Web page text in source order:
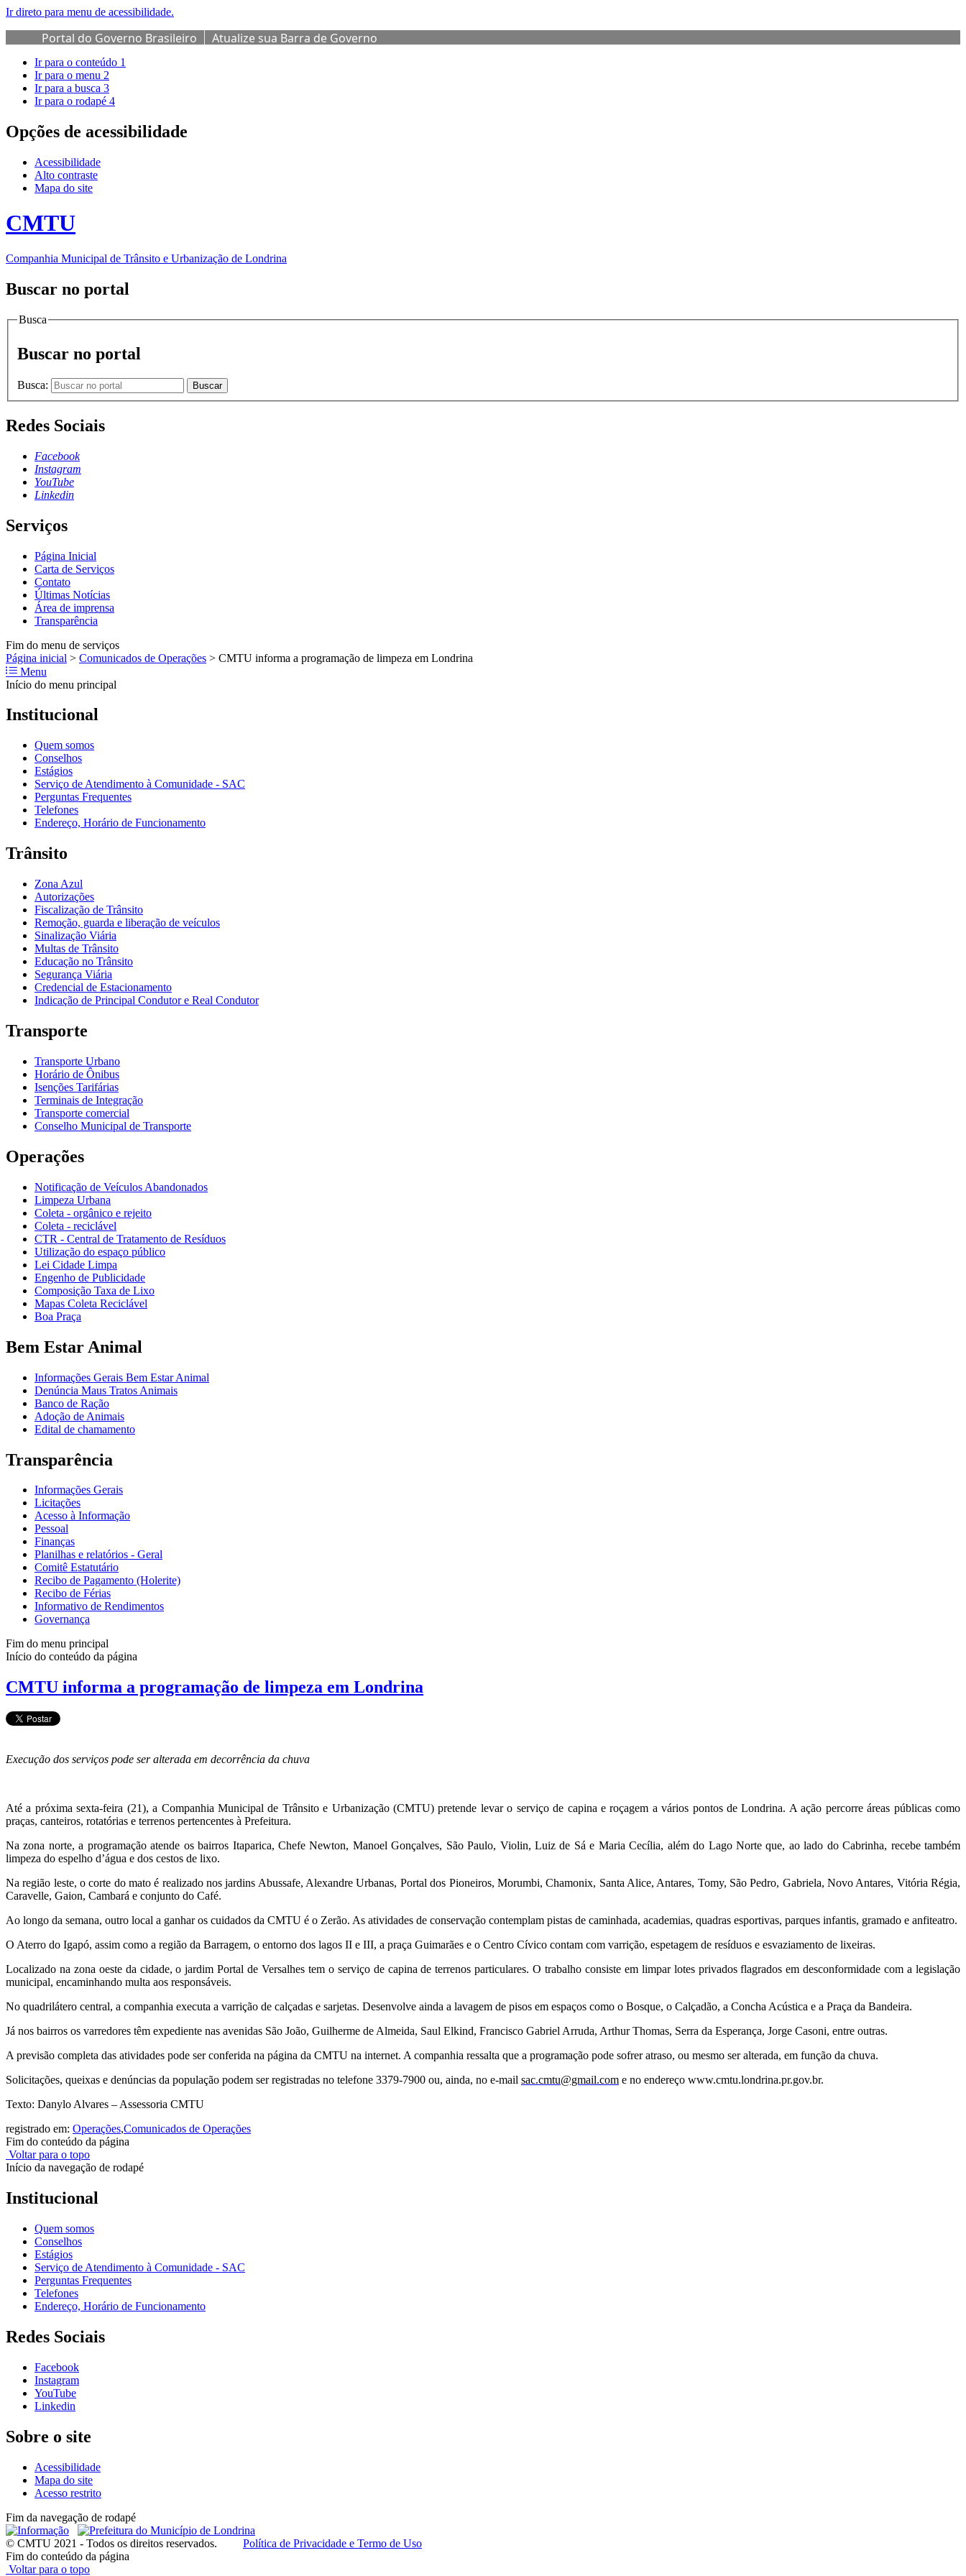
Ir direto para menu de acessibilidade.
Portal do Governo Brasileiro Atualize sua Barra de Governo
Ir para o conteúdo 1
Ir para o menu 2
Ir para a busca 3
Ir para o rodapé 4
Opções de acessibilidade
Acessibilidade
Alto contraste
Mapa do site
CMTU
Companhia Municipal de Trânsito e Urbanização de Londrina
Buscar no portal
Busca
Buscar no portal
Busca: Buscar
Redes Sociais
Facebook
Instagram
YouTube
Linkedin
Serviços
Página Inicial
Carta de Serviços
Contato
Últimas Notícias
Área de imprensa
Transparência
Fim do menu de serviços
Página inicial > Comunicados de Operações > CMTU informa a programação de limpeza em Londrina
Menu
Início do menu principal
Institucional
Quem somos
Conselhos
Estágios
Serviço de Atendimento à Comunidade - SAC
Perguntas Frequentes
Telefones
Endereço, Horário de Funcionamento
Trânsito
Zona Azul
Autorizações
Fiscalização de Trânsito
Remoção, guarda e liberação de veículos
Sinalização Viária
Multas de Trânsito
Educação no Trânsito
Segurança Viária
Credencial de Estacionamento
Indicação de Principal Condutor e Real Condutor
Transporte
Transporte Urbano
Horário de Ônibus
Isenções Tarifárias
Terminais de Integração
Transporte comercial
Conselho Municipal de Transporte
Operações
Notificação de Veículos Abandonados
Limpeza Urbana
Coleta - orgânico e rejeito
Coleta - reciclável
CTR - Central de Tratamento de Resíduos
Utilização do espaço público
Lei Cidade Limpa
Engenho de Publicidade
Composição Taxa de Lixo
Mapas Coleta Reciclável
Boa Praça
Bem Estar Animal
Informações Gerais Bem Estar Animal
Denúncia Maus Tratos Animais
Banco de Ração
Adoção de Animais
Edital de chamamento
Transparência
Informações Gerais
Licitações
Acesso à Informação
Pessoal
Finanças
Planilhas e relatórios - Geral
Comitê Estatutário
Recibo de Pagamento (Holerite)
Recibo de Férias
Informativo de Rendimentos
Governança
Fim do menu principal
Início do conteúdo da página
CMTU informa a programação de limpeza em Londrina
Execução dos serviços pode ser alterada em decorrência da chuva
Até a próxima sexta-feira (21), a Companhia Municipal de Trânsito e Urbanização (CMTU) pretende levar o serviço de capina e roçagem a vários pontos de Londrina. A ação percorre áreas públicas como
praças, canteiros, rotatórias e terrenos pertencentes à Prefeitura.
Na zona norte, a programação atende os bairros Itaparica, Chefe Newton, Manoel Gonçalves, São Paulo, Violin, Luiz de Sá e Maria Cecília, além do Lago Norte que, ao lado do Cabrinha, recebe também
limpeza do espelho d’água e dos cestos de lixo.
Na região leste, o corte do mato é realizado nos jardins Abussafe, Alexandre Urbanas, Portal dos Pioneiros, Morumbi, Chamonix, Santa Alice, Antares, Tomy, São Pedro, Gabriela, Novo Antares, Vitória Régia,
Caravelle, Gaion, Cambará e conjunto do Café.
Ao longo da semana, outro local a ganhar os cuidados da CMTU é o Zerão. As atividades de conservação contemplam pistas de caminhada, academias, quadras esportivas, parques infantis, gramado e anfiteatro.
O Aterro do Igapó, assim como a região da Barragem, o entorno dos lagos II e III, a praça Guimarães e o Centro Cívico contam com varrição, espetagem de resíduos e esvaziamento de lixeiras.
Localizado na zona oeste da cidade, o jardim Portal de Versalhes tem o serviço de capina de terrenos particulares. O trabalho consiste em limpar lotes privados flagrados em desconformidade com a legislação
municipal, encaminhando multa aos responsáveis.
No quadrilátero central, a companhia executa a varrição de calçadas e sarjetas. Desenvolve ainda a lavagem de pisos em espaços como o Bosque, o Calçadão, a Concha Acústica e a Praça da Bandeira.
Já nos bairros os varredores têm expediente nas avenidas São João, Guilherme de Almeida, Saul Elkind, Francisco Gabriel Arruda, Arthur Thomas, Serra da Esperança, Jorge Casoni, entre outras.
A previsão completa das atividades pode ser conferida na página da CMTU na internet. A companhia ressalta que a programação pode sofrer atraso, ou mesmo ser alterada, em função da chuva.
Solicitações, queixas e denúncias da população podem ser registradas no telefone 3379-7900 ou, ainda, no e-mail sac.cmtu@gmail.com e no endereço www.cmtu.londrina.pr.gov.br.
Texto: Danylo Alvares – Assessoria CMTU
registrado em: Operações,Comunicados de Operações
Fim do conteúdo da página
Voltar para o topo
Início da navegação de rodapé
Institucional
Quem somos
Conselhos
Estágios
Serviço de Atendimento à Comunidade - SAC
Perguntas Frequentes
Telefones
Endereço, Horário de Funcionamento
Redes Sociais
Facebook
Instagram
YouTube
Linkedin
Sobre o site
Acessibilidade
Mapa do site
Acesso restrito
Fim da navegação de rodapé
© CMTU 2021 - Todos os direitos reservados. Política de Privacidade e Termo de Uso
Fim do conteúdo da página
Voltar para o topo